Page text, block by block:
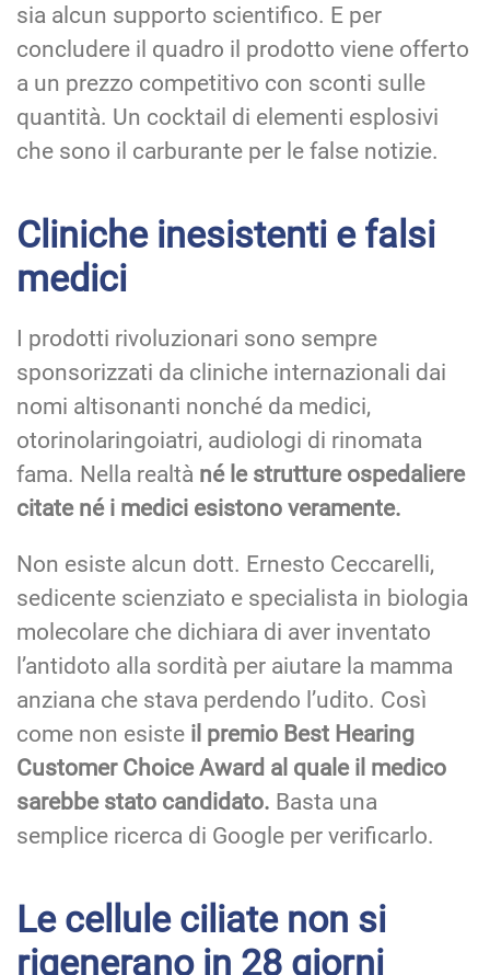
sia alcun supporto scientifico. E per
concludere il quadro il prodotto viene offerto
a un prezzo competitivo con sconti sulle
quantità. Un cocktail di elementi esplosivi
che sono il carburante per le false notizie.
Cliniche inesistenti e falsi
medici
I prodotti rivoluzionari sono sempre
sponsorizzati da cliniche internazionali dai
nomi altisonanti nonché da medici,
otorinolaringoiatri, audiologi di rinomata
fama. Nella realtà né le strutture ospedaliere
citate né i medici esistono veramente.
Non esiste alcun dott. Ernesto Ceccarelli,
sedicente scienziato e specialista in biologia
molecolare che dichiara di aver inventato
l’antidoto alla sordità per aiutare la mamma
anziana che stava perdendo l’udito. Così
come non esiste il premio Best Hearing
Customer Choice Award al quale il medico
sarebbe stato candidato. Basta una
semplice ricerca di Google per verificarlo.
Le cellule ciliate non si
rigenerano in 28 giorni